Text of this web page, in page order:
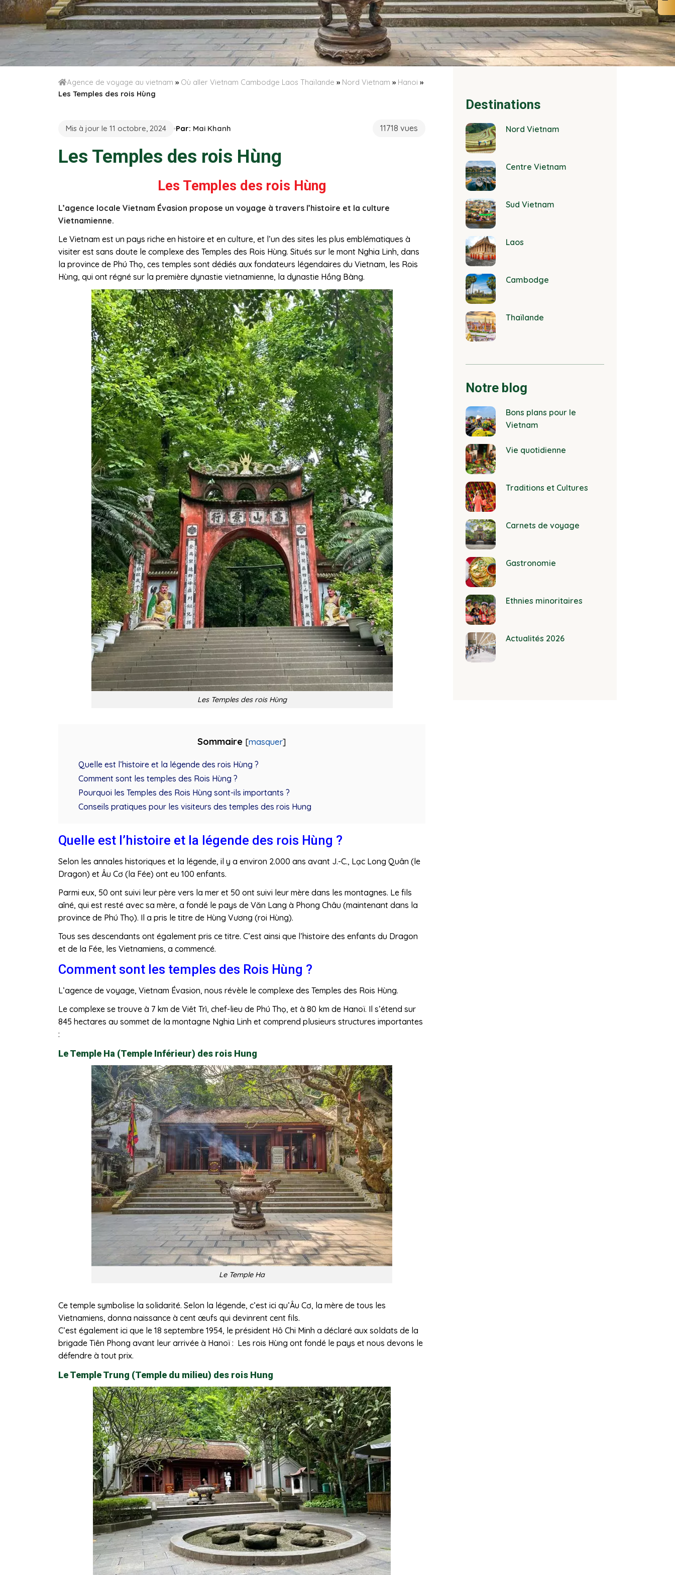
Agence de voyage au vietnam » Où aller Vietnam Cambodge Laos Thaïlande » Nord Vietnam » Hanoi »
Les Temples des rois Hùng
Mis à jour le 11 octobre, 2024 Par: Mai Khanh 11718 vues
Les Temples des rois Hùng
Les Temples des rois Hùng
L’agence locale Vietnam Évasion propose un voyage à travers l’histoire et la culture
Vietnamienne.
Le Vietnam est un pays riche en histoire et en culture, et l’un des sites les plus emblématiques à
visiter est sans doute le complexe des Temples des Rois Hùng. Situés sur le mont Nghia Linh, dans
la province de Phú Thọ, ces temples sont dédiés aux fondateurs légendaires du Vietnam, les Rois
Hùng, qui ont régné sur la première dynastie vietnamienne, la dynastie Hồng Bàng.
Les Temples des rois Hùng
Sommaire [masquer]
Quelle est l’histoire et la légende des rois Hùng ?
Comment sont les temples des Rois Hùng ?
Pourquoi les Temples des Rois Hùng sont-ils importants ?
Conseils pratiques pour les visiteurs des temples des rois Hung
Quelle est l’histoire et la légende des rois Hùng ?
Selon les annales historiques et la légende, il y a environ 2.000 ans avant J.-C., Lạc Long Quân (le
Dragon) et Âu Cơ (la Fée) ont eu 100 enfants.
Parmi eux, 50 ont suivi leur père vers la mer et 50 ont suivi leur mère dans les montagnes. Le fils
aîné, qui est resté avec sa mère, a fondé le pays de Văn Lang à Phong Châu (maintenant dans la
province de Phú Thọ). Il a pris le titre de Hùng Vương (roi Hùng).
Tous ses descendants ont également pris ce titre. C’est ainsi que l’histoire des enfants du Dragon
et de la Fée, les Vietnamiens, a commencé.
Comment sont les temples des Rois Hùng ?
L’agence de voyage, Vietnam Évasion, nous révèle le complexe des Temples des Rois Hùng.
Le complexe se trouve à 7 km de Viêt Trì, chef-lieu de Phú Thọ, et à 80 km de Hanoï. Il s’étend sur
845 hectares au sommet de la montagne Nghia Linh et comprend plusieurs structures importantes
:
Le Temple Ha (Temple Inférieur) des rois Hung
Le Temple Ha
Ce temple symbolise la solidarité. Selon la légende, c’est ici qu’Âu Cơ, la mère de tous les
Vietnamiens, donna naissance à cent œufs qui devinrent cent fils.
C’est également ici que le 18 septembre 1954, le président Hô Chi Minh a déclaré aux soldats de la
brigade Tiên Phong avant leur arrivée à Hanoï : Les rois Hùng ont fondé le pays et nous devons le
défendre à tout prix.
Le Temple Trung (Temple du milieu) des rois Hung
Destinations
Nord Vietnam
Centre Vietnam
Sud Vietnam
Laos
Cambodge
Thaïlande
Notre blog
Bons plans pour le
Vietnam
Vie quotidienne
Traditions et Cultures
Carnets de voyage
Gastronomie
Ethnies minoritaires
Actualités 2026